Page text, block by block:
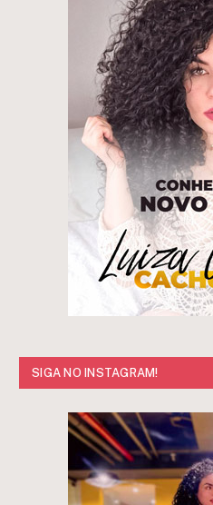
SIGA NO INSTAGRAM!